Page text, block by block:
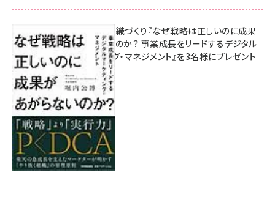
成果を生む組織づくり『なぜ戦略は正しいのに成果
があがらないのか？ 事業成長をリードするデジタル
マーケティング・マネジメント』を3名様にプレゼント
8月7日 10:00